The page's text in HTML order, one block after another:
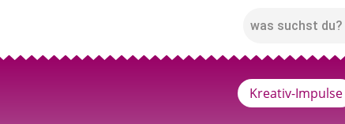
Kreativ-Impulse